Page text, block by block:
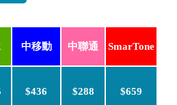
中移動 中聯通 SmarTone
$436 $288 $659